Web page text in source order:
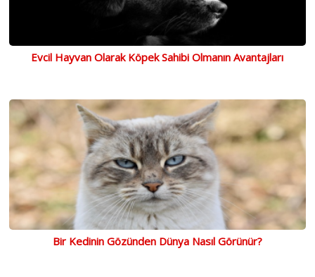
Evcil Hayvan Olarak Köpek Sahibi Olmanın Avantajları
Bir Kedinin Gözünden Dünya Nasıl Görünür?